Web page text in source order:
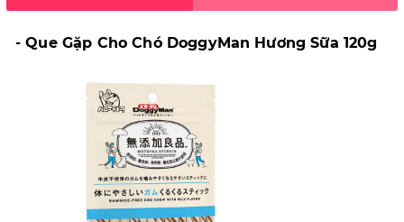
- Que Gặp Cho Chó DoggyMan Hương Sữa 120g